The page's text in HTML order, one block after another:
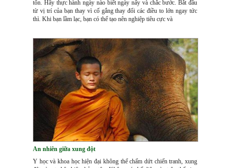
tốn. Hãy thực hành ngày nào biết ngày nấy và chắc bước. Bắt đầu
từ vị trí của bạn thay vì cố gắng thay đổi các điều to lớn ngay tức
thì. Khi bạn lầm lạc, bạn có thể tạo nên nghiệp tiêu cực và
An nhiên giữa xung đột
Y học và khoa học hiện đại không thể chấm dứt chiến tranh, xung